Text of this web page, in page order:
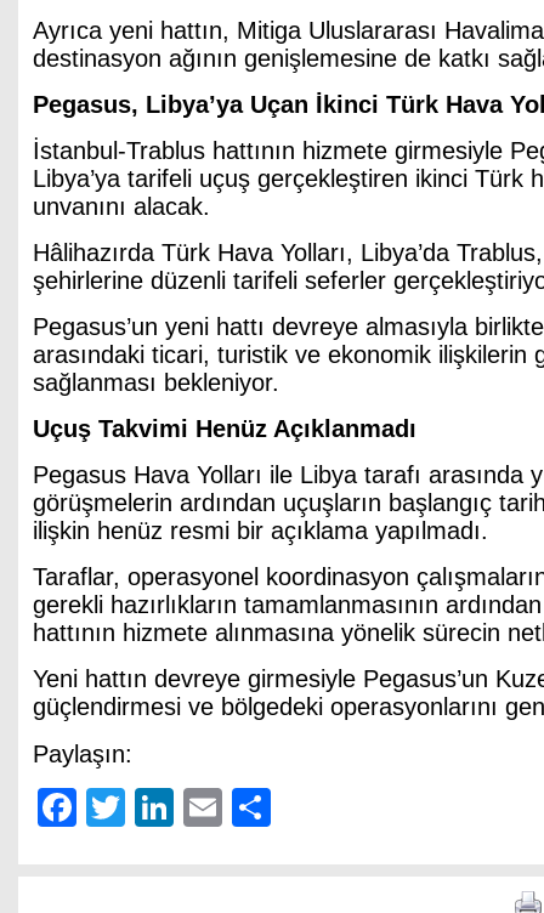
Ayrıca yeni hattın, Mitiga Uluslararası
destinasyon ağının genişlemesine de katkı
Pegasus, Libya’ya Uçan İkinci Türk Hava
İstanbul-Trablus hattının hizmete girmesiyle
Libya’ya tarifeli uçuş gerçekleştiren ikinci Türk
unvanını alacak.
Hâlihazırda Türk Hava Yolları, Libya’da
şehirlerine düzenli tarifeli seferler
Pegasus’un yeni hattı devreye almasıyla
arasındaki ticari, turistik ve ekonomik ilişkilerin
sağlanması bekleniyor.
Uçuş Takvimi Henüz Açıklanmadı
Pegasus Hava Yolları ile Libya tarafı arasında
görüşmelerin ardından uçuşların başlangıç
ilişkin henüz resmi bir açıklama yapılmadı.
Taraflar, operasyonel koordinasyon
gerekli hazırlıkların tamamlanmasının
hattının hizmete alınmasına yönelik sürecin
Yeni hattın devreye girmesiyle Pegasus’un
güçlendirmesi ve bölgedeki operasyonlarını
Paylaşın:
Facebook
TwitterLinkedIn
Email